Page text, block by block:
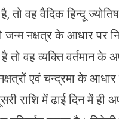
तो वह वैदिक हिन्दू
जन्म नक्षत्र के आधार पर
तो वह व्यक्ति वर्तमान
एवं चन्द्रमा के
राशि में ढाई दिन में